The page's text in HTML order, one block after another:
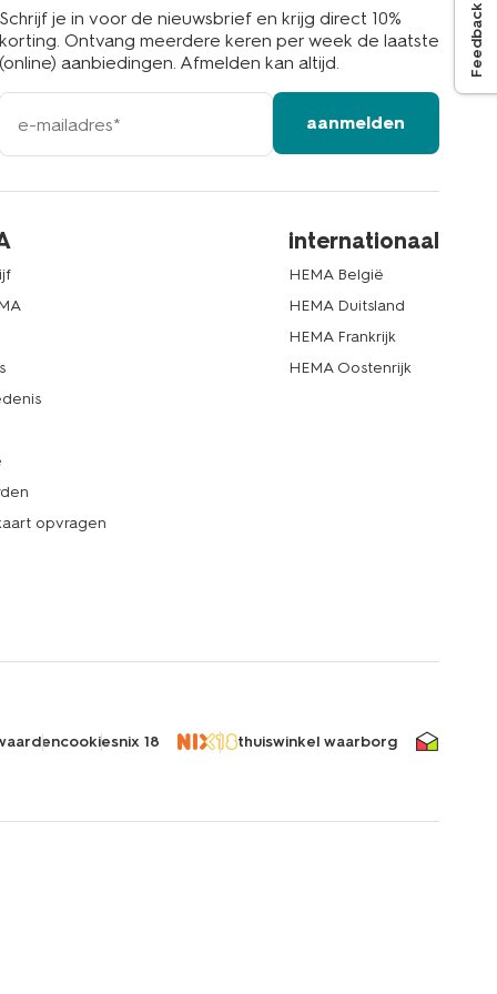
Schrijf je in voor de nieuwsbrief en krijg direct 10%
korting. Ontvang meerdere keren per week de laatste
(online) aanbiedingen. Afmelden kan altijd.
e-
mailadres
aanmelden
opvragen
internationaal
HEMA België
HEMA Duitsland
HEMA Frankrijk
HEMA Oostenrijk
cookiesnix 18 thuiswinkel waarborg
Feedback